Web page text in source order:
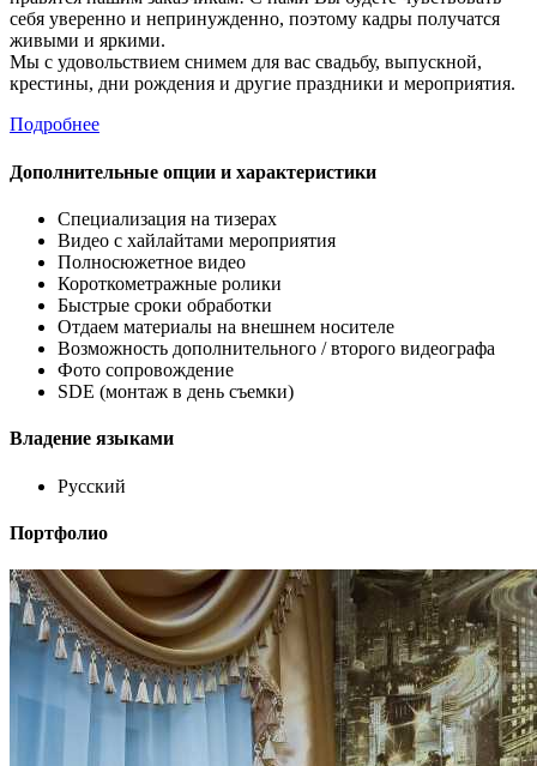
себя уверенно и непринужденно, поэтому кадры получатся
живыми и яркими.
Мы с удовольствием снимем для вас свадьбу, выпускной,
крестины, дни рождения и другие праздники и мероприятия.
Подробнее
Дополнительные опции и характеристики
Специализация на тизерах
Видео с хайлайтами мероприятия
Полносюжетное видео
Короткометражные ролики
Быстрые сроки обработки
Отдаем материалы на внешнем носителе
Возможность дополнительного / второго видеографа
Фото сопровождение
SDE (монтаж в день съемки)
Владение языками
Русский
Портфолио